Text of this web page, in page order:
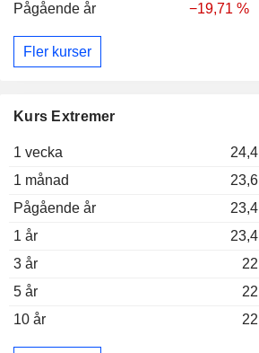
Pågående år
−19,71 %
Fler kurser
Kurs Extremer
1 vecka 24,4
1 månad
23,6
Pågående år
23,4
1 år
23,4
3 år
22
5 år
22
10 år
22